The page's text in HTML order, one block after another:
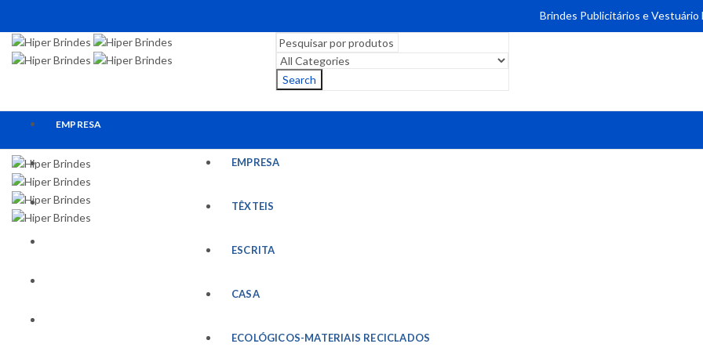
Brindes Publicitários e Vestuário
Search
EMPRESA
TÊXTEIS
ESCRITA
EMPRESA
TÊXTEIS
ESCRITA
CASA
ECOLÓGICOS-MATERIAIS RECICLADOS